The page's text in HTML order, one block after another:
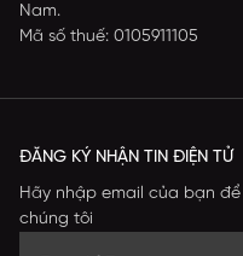
Nam.
Mã số thuế: 0105911105
ĐĂNG KÝ NHẬN TIN ĐIỆN TỬ
Hãy nhập email của bạn
chúng tôi